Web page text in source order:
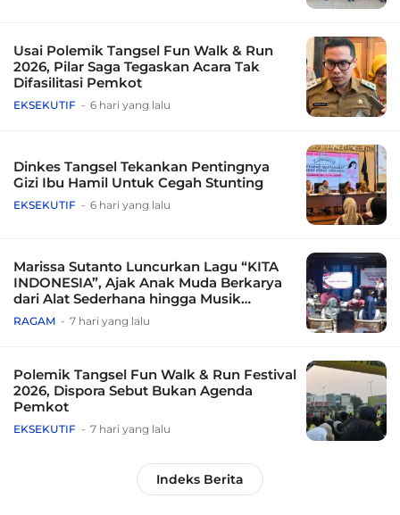
Usai Polemik Tangsel Fun Walk & Run
2026, Pilar Saga Tegaskan Acara Tak
Difasilitasi Pemkot
EKSEKUTIF 6 hari yang lalu
Dinkes Tangsel Tekankan Pentingnya
Gizi Ibu Hamil Untuk Cegah Stunting
EKSEKUTIF 6 hari yang lalu
Marissa Sutanto Luncurkan Lagu “KITA
INDONESIA”, Ajak Anak Muda Berkarya
dari Alat Sederhana hingga Musik
Tradisional
RAGAM 7 hari yang lalu
Polemik Tangsel Fun Walk & Run Festival
2026, Dispora Sebut Bukan Agenda
Pemkot
EKSEKUTIF 7 hari yang lalu
Indeks Berita